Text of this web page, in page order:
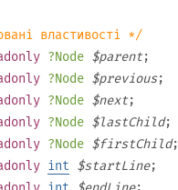
властивості */
?Node $parent;
?Node $previous;
?Node $next;
?Node $lastChild;
?Node $firstChild;
int $startLine;